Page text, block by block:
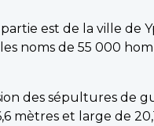
est de la ville
noms de 55 000
des sépultures
mètres et large de